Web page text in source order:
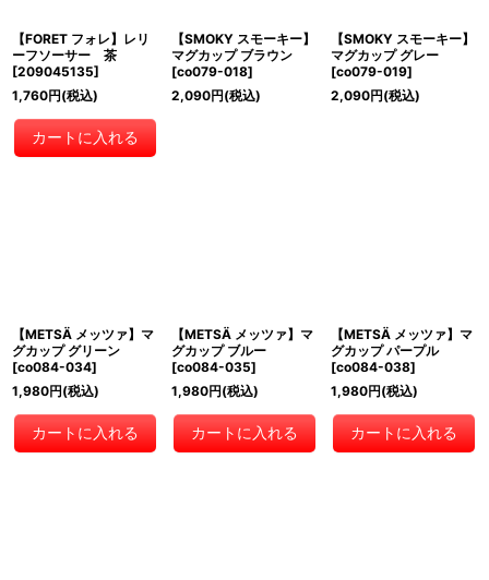
【FORET フォレ】レリ
ーフソーサー 茶
[209045135]
1,760円(税込)
カートに入れる
【SMOKY スモーキー】
マグカップ ブラウン
[co079-018]
2,090円(税込)
【SMOKY スモーキー】
マグカップ グレー
[co079-019]
2,090円(税込)
【METSÄ メッツァ】マ
グカップ グリーン
[co084-034]
1,980円(税込)
カートに入れる
【METSÄ メッツァ】マ
グカップ ブルー
[co084-035]
1,980円(税込)
カートに入れる
【METSÄ メッツァ】マ
グカップ パープル
[co084-038]
1,980円(税込)
カートに入れる